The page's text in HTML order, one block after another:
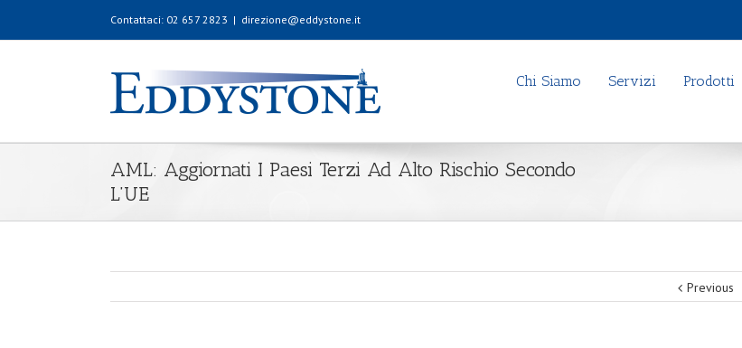
Contattaci: 02 657 2823 | direzione@eddystone.it
Chi Siamo Servizi Prodotti
AML: Aggiornati I Paesi Terzi Ad Alto Rischio Secondo
L’UE
Previous